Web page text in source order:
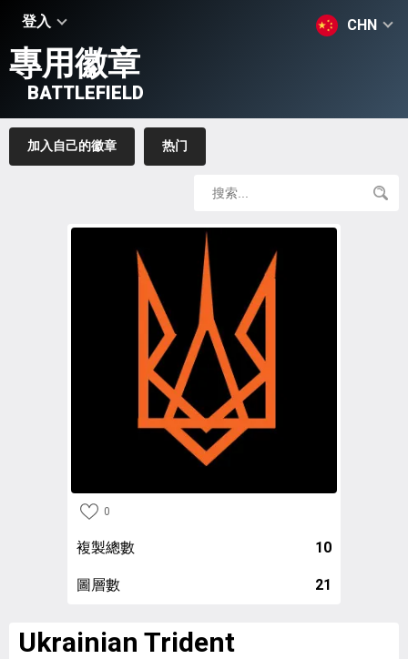
登入 CHN
專用徽章
BATTLEFIELD
加入自己的徽章 热门
0
複製總數 10
圖層數 21
Ukrainian Trident